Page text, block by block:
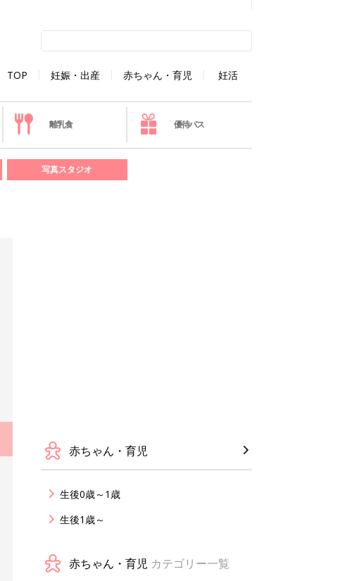
TOP 妊娠・出産 赤ちゃん・育児 妊活
離乳食 優待パス
写真スタジオ
赤ちゃん・育児
生後0歳～1歳
生後1歳～
赤ちゃん・育児 カテゴリー一覧